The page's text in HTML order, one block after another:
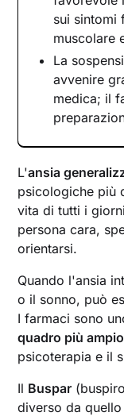
sui sintomi
muscolare
La
avvenire
medica; il
L'ansia
psicologiche più
vita di tutti i
persona cara,
orientarsi.
Quando l'ansia
o il sonno, può
I farmaci sono
quadro più ampio
psicoterapia e il
Il Buspar
diverso da